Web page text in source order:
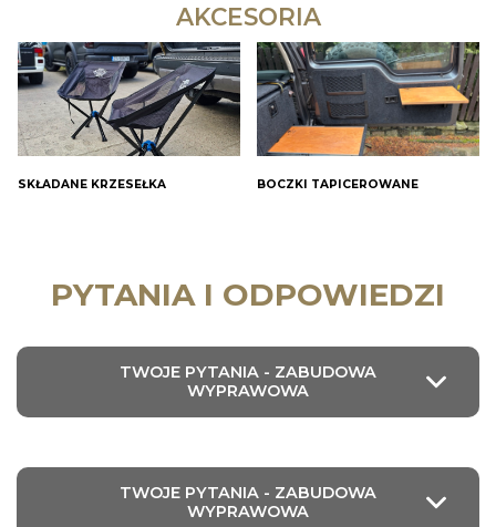
AKCESORIA
SKŁADANE KRZESEŁKA BOCZKI TAPICEROWANE
PYTANIA I ODPOWIEDZI
TWOJE PYTANIA - ZABUDOWA
WYPRAWOWA
TWOJE PYTANIA - ZABUDOWA
WYPRAWOWA